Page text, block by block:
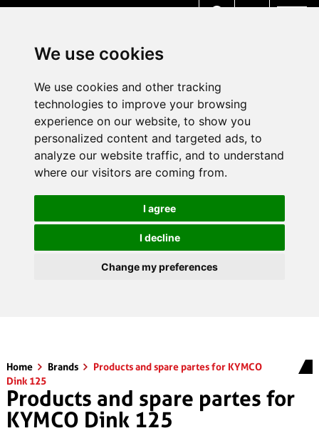
We use cookies
We use cookies and other tracking
technologies to improve your browsing
experience on our website, to show you
personalized content and targeted ads, to
analyze our website traffic, and to understand
where our visitors are coming from.
I agree
I decline
Change my preferences
Home Brands
Products and spare partes for KYMCO
Dink 125
Products and spare partes for
KYMCO Dink 125